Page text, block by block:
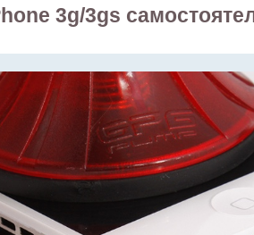
3g/3gs